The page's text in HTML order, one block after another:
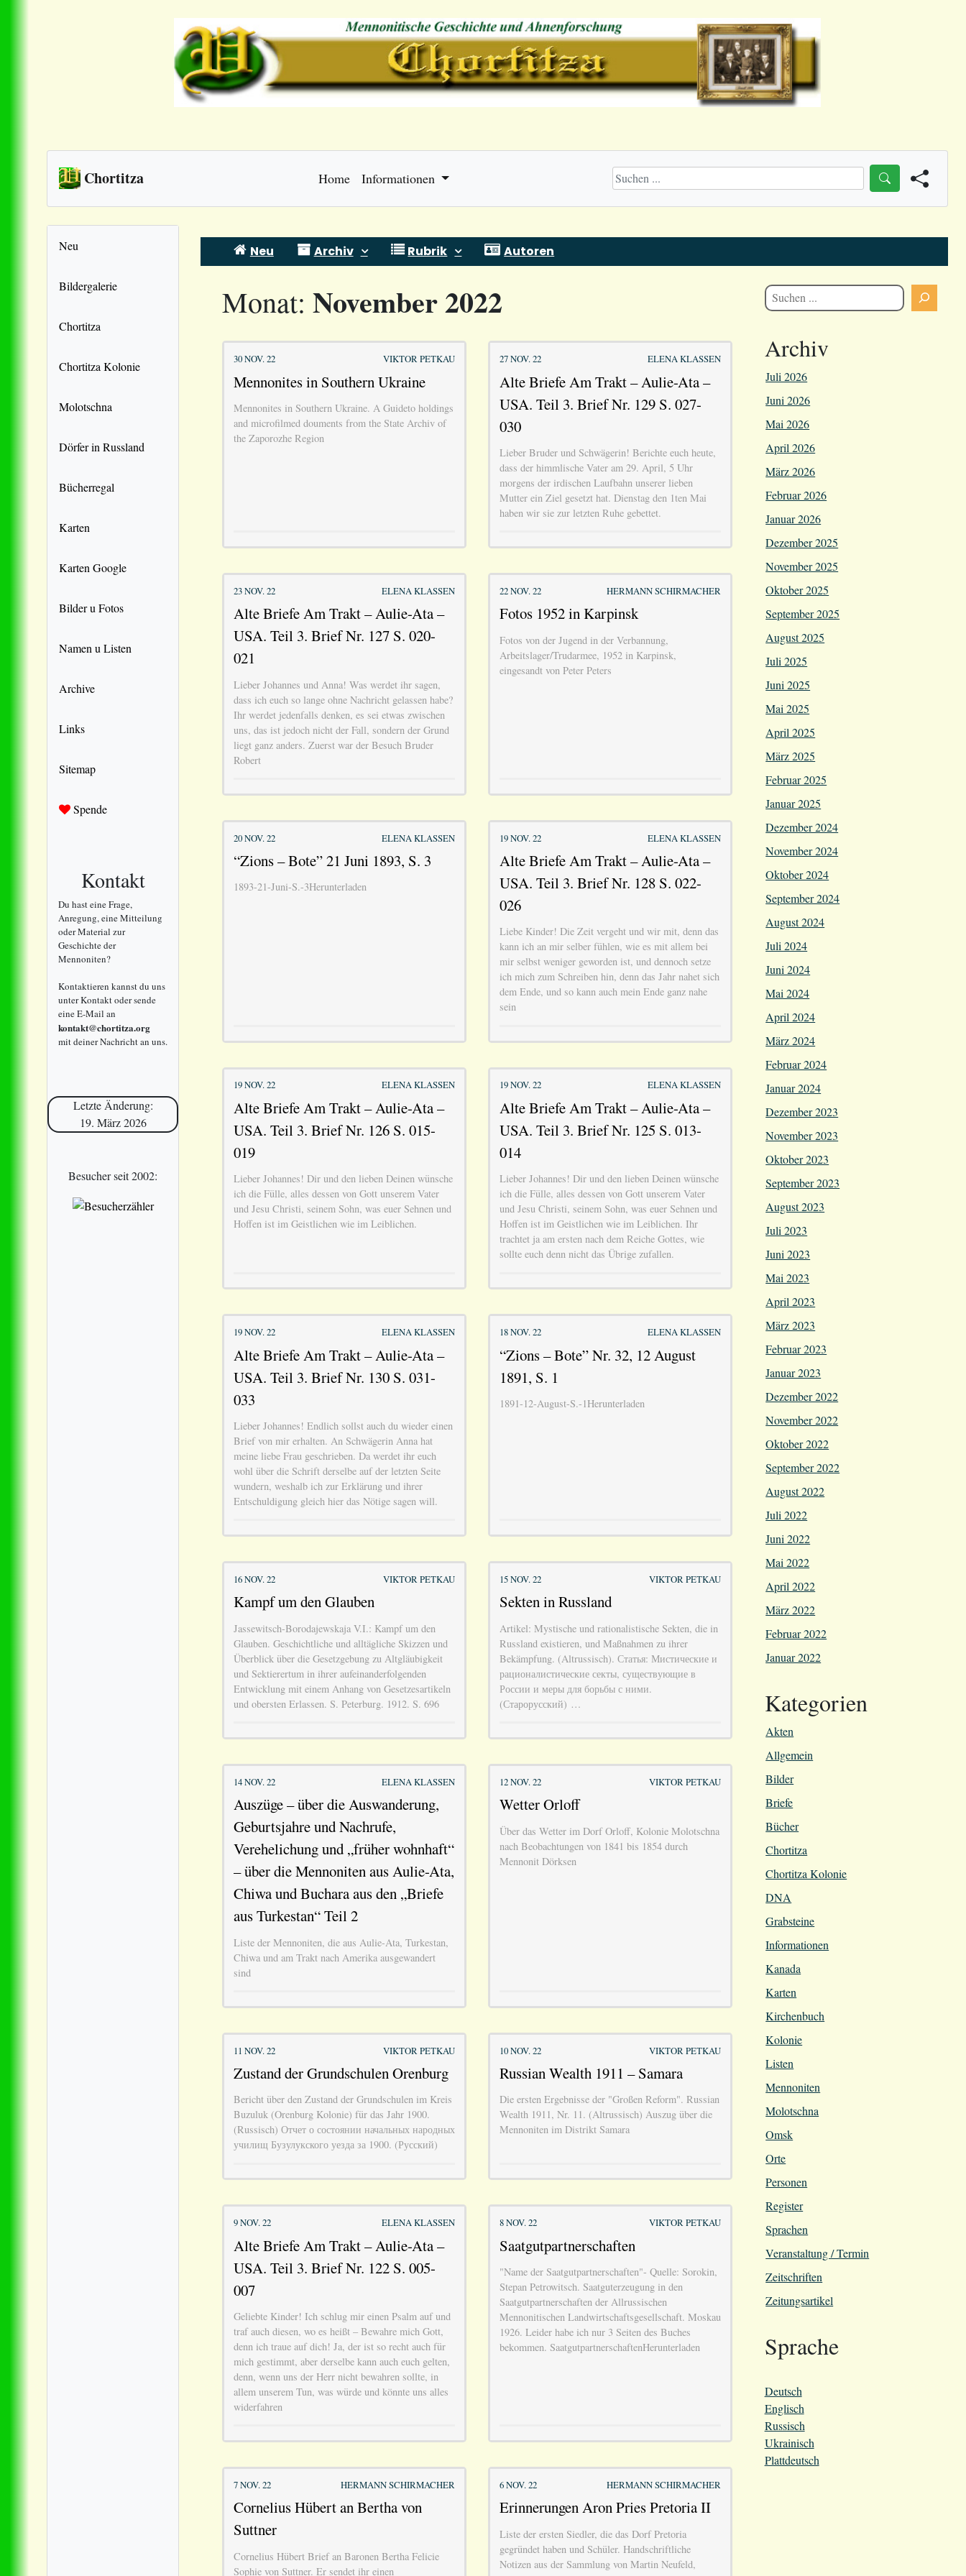
Chortitza Home Informationen
Neu
Bildergalerie
Chortitza
Chortitza Kolonie
Molotschna
Dörfer in Russland
Bücherregal
Karten
Karten Google
Bilder u Fotos
Namen u Listen
Archive
Links
Sitemap
Spende
Kontakt
Du hast eine Frage,
Anregung, eine Mitteilung
oder Material zur
Geschichte der
Mennoniten?
Kontaktieren kannst du uns
unter Kontakt oder sende
eine E-Mail an
kontakt@chortitza.org
mit deiner Nachricht an uns.
Letzte Änderung:
19. März 2026
Besucher seit 2002:
Skip
content
Neu Archiv Rubrik Autoren
Monat: November 2022
30 NOV. 22 VIKTOR PETKAU
Mennonites in Southern Ukraine
Mennonites in Southern Ukraine. A Guideto holdings
and microfilmed douments from the State Archiv of
the Zaporozhe Region
27 NOV. 22 ELENA KLASSEN
Alte Briefe Am Trakt – Aulie-Ata –
USA. Teil 3. Brief Nr. 129 S. 027-
030
Lieber Bruder und Schwägerin! Berichte euch heute,
dass der himmlische Vater am 29. April, 5 Uhr
morgens der irdischen Laufbahn unserer lieben
Mutter ein Ziel gesetzt hat. Dienstag den 1ten Mai
haben wir sie zur letzten Ruhe gebettet.
23 NOV. 22 ELENA KLASSEN
Alte Briefe Am Trakt – Aulie-Ata –
USA. Teil 3. Brief Nr. 127 S. 020-
021
Lieber Johannes und Anna! Was werdet ihr sagen,
dass ich euch so lange ohne Nachricht gelassen habe?
Ihr werdet jedenfalls denken, es sei etwas zwischen
uns, das ist jedoch nicht der Fall, sondern der Grund
liegt ganz anders. Zuerst war der Besuch Bruder
Robert
22 NOV. 22 HERMANN SCHIRMACHER
Fotos 1952 in Karpinsk
Fotos von der Jugend in der Verbannung,
Arbeitslager/Trudarmee, 1952 in Karpinsk,
eingesandt von Peter Peters
20 NOV. 22 ELENA KLASSEN
“Zions – Bote” 21 Juni 1893, S. 3
1893-21-Juni-S.-3Herunterladen
19 NOV. 22 ELENA KLASSEN
Alte Briefe Am Trakt – Aulie-Ata –
USA. Teil 3. Brief Nr. 128 S. 022-
026
Liebe Kinder! Die Zeit vergeht und wir mit, denn das
kann ich an mir selber fühlen, wie es mit allem bei
mir selbst weniger geworden ist, und dennoch setze
ich mich zum Schreiben hin, denn das Jahr nahet sich
dem Ende, und so kann auch mein Ende ganz nahe
sein
19 NOV. 22 ELENA KLASSEN
Alte Briefe Am Trakt – Aulie-Ata –
USA. Teil 3. Brief Nr. 126 S. 015-
019
Lieber Johannes! Dir und den lieben Deinen wünsche
ich die Fülle, alles dessen von Gott unserem Vater
und Jesu Christi, seinem Sohn, was euer Sehnen und
Hoffen ist im Geistlichen wie im Leiblichen.
19 NOV. 22 ELENA KLASSEN
Alte Briefe Am Trakt – Aulie-Ata –
USA. Teil 3. Brief Nr. 125 S. 013-
014
Lieber Johannes! Dir und den lieben Deinen wünsche
ich die Fülle, alles dessen von Gott unserem Vater
und Jesu Christi, seinem Sohn, was euer Sehnen und
Hoffen ist im Geistlichen wie im Leiblichen. Ihr
trachtet ja am ersten nach dem Reiche Gottes, wie
sollte euch denn nicht das Übrige zufallen.
19 NOV. 22 ELENA KLASSEN
Alte Briefe Am Trakt – Aulie-Ata –
USA. Teil 3. Brief Nr. 130 S. 031-
033
Lieber Johannes! Endlich sollst auch du wieder einen
Brief von mir erhalten. An Schwägerin Anna hat
meine liebe Frau geschrieben. Da werdet ihr euch
wohl über die Schrift derselbe auf der letzten Seite
wundern, weshalb ich zur Erklärung und ihrer
Entschuldigung gleich hier das Nötige sagen will.
18 NOV. 22 ELENA KLASSEN
“Zions – Bote” Nr. 32, 12 August
1891, S. 1
1891-12-August-S.-1Herunterladen
16 NOV. 22 VIKTOR PETKAU
Kampf um den Glauben
Jassewitsch-Borodajewskaja V.I.: Kampf um den
Glauben. Geschichtliche und alltägliche Skizzen und
Überblick über die Gesetzgebung zu Altgläubigkeit
und Sektierertum in ihrer aufeinanderfolgenden
Entwicklung mit einem Anhang von Gesetzesartikeln
und obersten Erlassen. S. Peterburg. 1912. S. 696
15 NOV. 22 VIKTOR PETKAU
Sekten in Russland
Artikel: Mystische und rationalistische Sekten, die in
Russland existieren, und Maßnahmen zu ihrer
Bekämpfung. (Altrussisch). Статья: Мистические и
рационалистические секты, существующие в
России и меры для борьбы с ними.
(Старорусский) …
14 NOV. 22 ELENA KLASSEN
Auszüge – über die Auswanderung,
Geburtsjahre und Nachrufe,
Verehelichung und „früher wohnhaft“
– über die Mennoniten aus Aulie-Ata,
Chiwa und Buchara aus den „Briefe
aus Turkestan“ Teil 2
Liste der Mennoniten, die aus Aulie-Ata, Turkestan,
Chiwa und am Trakt nach Amerika ausgewandert
sind
12 NOV. 22 VIKTOR PETKAU
Wetter Orloff
Über das Wetter im Dorf Orloff, Kolonie Molotschna
nach Beobachtungen von 1841 bis 1854 durch
Mennonit Dörksen
11 NOV. 22 VIKTOR PETKAU
Zustand der Grundschulen Orenburg
Bericht über den Zustand der Grundschulen im Kreis
Buzuluk (Orenburg Kolonie) für das Jahr 1900.
(Russisch) Отчет о состоянии начальных народных
училищ Бузулукского уезда за 1900. (Русский)
10 NOV. 22 VIKTOR PETKAU
Russian Wealth 1911 – Samara
Die ersten Ergebnisse der "Großen Reform". Russian
Wealth 1911, Nr. 11. (Altrussisch) Auszug über die
Mennoniten im Distrikt Samara
9 NOV. 22 ELENA KLASSEN
Alte Briefe Am Trakt – Aulie-Ata –
USA. Teil 3. Brief Nr. 122 S. 005-
007
Geliebte Kinder! Ich schlug mir einen Psalm auf und
traf auch diesen, wo es heißt – Bewahre mich Gott,
denn ich traue auf dich! Ja, der ist so recht auch für
mich gestimmt, aber derselbe kann auch euch gelten,
denn, wenn uns der Herr nicht bewahren sollte, in
allem unserem Tun, was würde und könnte uns alles
widerfahren
8 NOV. 22 VIKTOR PETKAU
Saatgutpartnerschaften
"Name der Saatgutpartnerschaften"- Quelle: Sorokin,
Stepan Petrowitsch. Saatguterzeugung in den
Saatgutpartnerschaften der Allrussischen
Mennonitischen Landwirtschaftsgesellschaft. Moskau
1926. Leider habe ich nur 3 Seiten des Buches
bekommen. SaatgutpartnerschaftenHerunterladen
7 NOV. 22 HERMANN SCHIRMACHER
Cornelius Hübert an Bertha von
Suttner
Cornelius Hübert Brief an Baronen Bertha Felicie
Sophie von Suttner. Er sendet ihr einen
6 NOV. 22 HERMANN SCHIRMACHER
Erinnerungen Aron Pries Pretoria II
Liste der ersten Siedler, die das Dorf Pretoria
gegründet haben und Schüler. Handschriftliche
Notizen aus der Sammlung von Martin Neufeld,
Archiv
Juli 2026
Juni 2026
Mai 2026
April 2026
März 2026
Februar 2026
Januar 2026
Dezember 2025
November 2025
Oktober 2025
September 2025
August 2025
Juli 2025
Juni 2025
Mai 2025
April 2025
März 2025
Februar 2025
Januar 2025
Dezember 2024
November 2024
Oktober 2024
September 2024
August 2024
Juli 2024
Juni 2024
Mai 2024
April 2024
März 2024
Februar 2024
Januar 2024
Dezember 2023
November 2023
Oktober 2023
September 2023
August 2023
Juli 2023
Juni 2023
Mai 2023
April 2023
März 2023
Februar 2023
Januar 2023
Dezember 2022
November 2022
Oktober 2022
September 2022
August 2022
Juli 2022
Juni 2022
Mai 2022
April 2022
März 2022
Februar 2022
Januar 2022
Kategorien
Akten
Allgemein
Bilder
Briefe
Bücher
Chortitza
Chortitza Kolonie
DNA
Grabsteine
Informationen
Kanada
Karten
Kirchenbuch
Kolonie
Listen
Mennoniten
Molotschna
Omsk
Orte
Personen
Register
Sprachen
Veranstaltung / Termin
Zeitschriften
Zeitungsartikel
Sprache
Deutsch
Englisch
Russisch
Ukrainisch
Plattdeutsch